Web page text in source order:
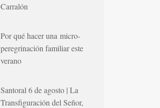
Carralón
Por qué hacer una micro-
peregrinación familiar este
verano
Santoral 6 de agosto | La
Transfiguración del Señor,